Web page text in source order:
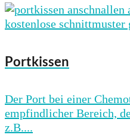
Portkissen
Der Port bei einer
empfindlicher Bereich,
z.B....